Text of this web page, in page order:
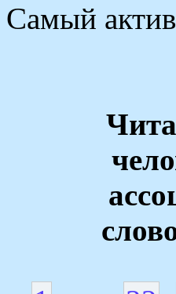
Самый